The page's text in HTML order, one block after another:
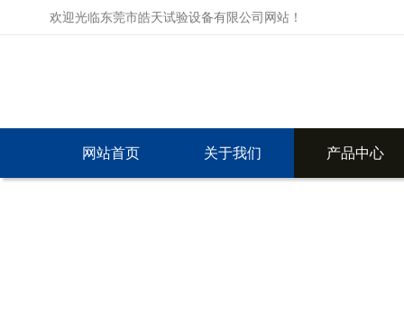
欢迎光临东莞市皓天试验设备有限公司网站！
网站首页 关于我们 产品中心